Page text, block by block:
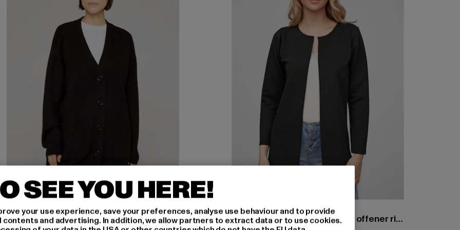
URBAN CLASSICS
Ladies Chunky Fluffy Knit
CLOUD5IVE
Cloud5ive Damen Strickjacke offener ribbed Cardigan
SEE YOU HERE!
your use experience, save your preferences, analyse use behaviour and to provide
and advertising. In addition, we allow partners to extract data or to use cookies.